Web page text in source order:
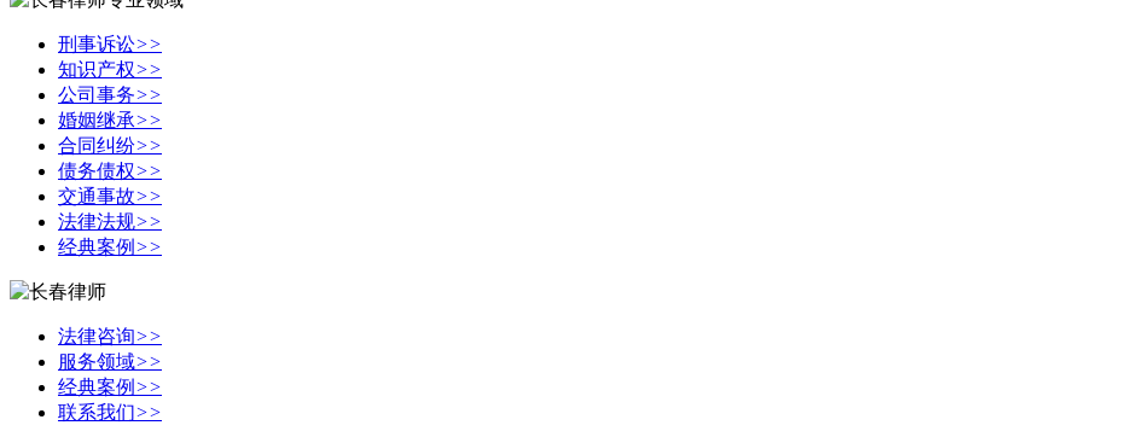
刑事诉讼>>
知识产权>>
公司事务>>
婚姻继承>>
合同纠纷>>
债务债权>>
交通事故>>
法律法规>>
经典案例 >>
法律咨询>>
服务领域>>
经典案例 >>
联系我们>>